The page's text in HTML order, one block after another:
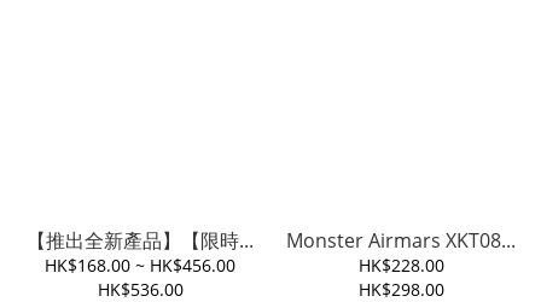
【推出全新產品】【限時...
HK$168.00 ~ HK$456.00
HK$536.00
Monster Airmars XKT08...
HK$228.00
HK$298.00